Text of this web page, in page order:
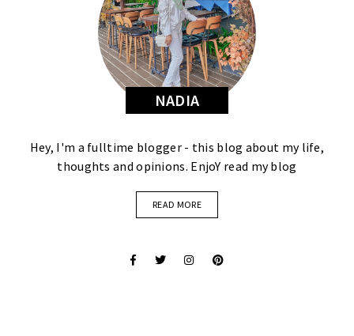
NADIA
Hey, I'm a fulltime blogger - this blog about my life,
thoughts and opinions. EnjoY read my blog
READ MORE